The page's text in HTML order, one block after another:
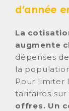
d’année
La
augmente
dépenses
la
Pour limiter
tarifaires
offres. Un